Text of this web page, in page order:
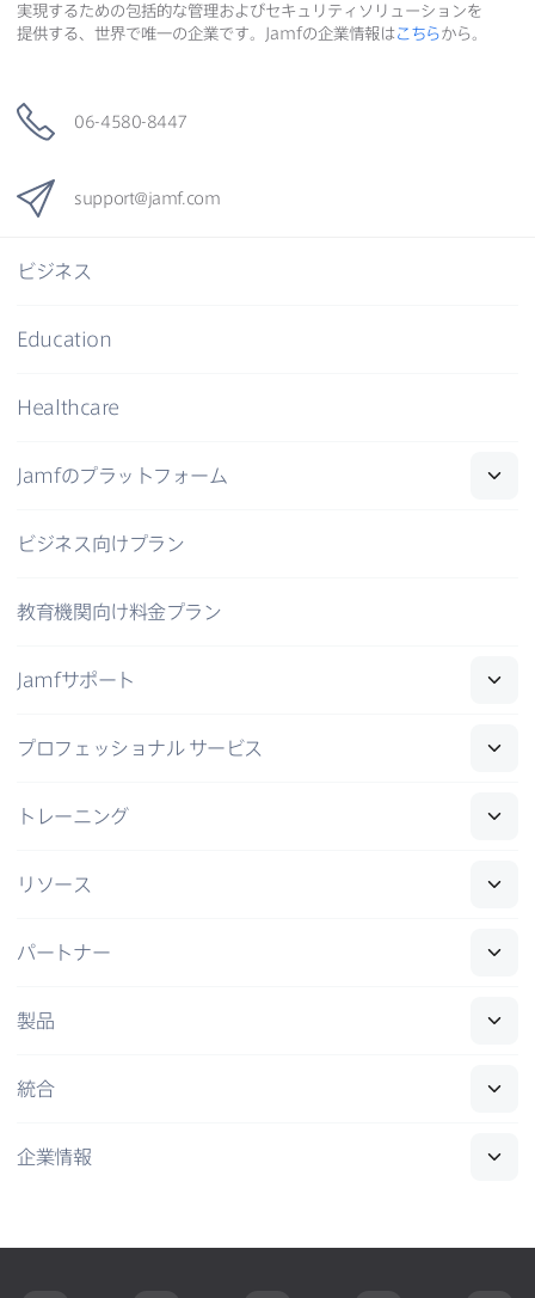
実現する​ための​包括的な​管理および​セキュリティソリューションを​
提供する、​世界で​唯一の​企業です。
Jamfの​企業情報はこちらから。
06-4580-8447
support@jamf. com
ビジネス
Education
Healthcare
Jamfの​プラットフォーム
ビジネス向けプラン
教育機関向け料金プラン
Jamfサポート
プロフェッショナル サービス
トレーニング
リソース
パートナー
製品
統合
企業情報